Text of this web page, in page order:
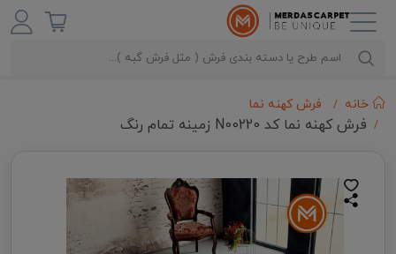
خانه فرش کهنه نما
فرش کهنه نما کد N00220 زمینه تمام رنگ